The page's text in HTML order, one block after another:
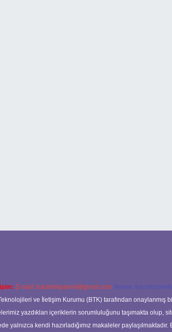
E-mail: backlinkpaneli@gmail.com Teams:
ve İletişim Kurumu (BTK) tarafından
yazdıkları içeriklerin sorumluluğunu taşımakta
yalnızca kendi hazırladığımız makaleler